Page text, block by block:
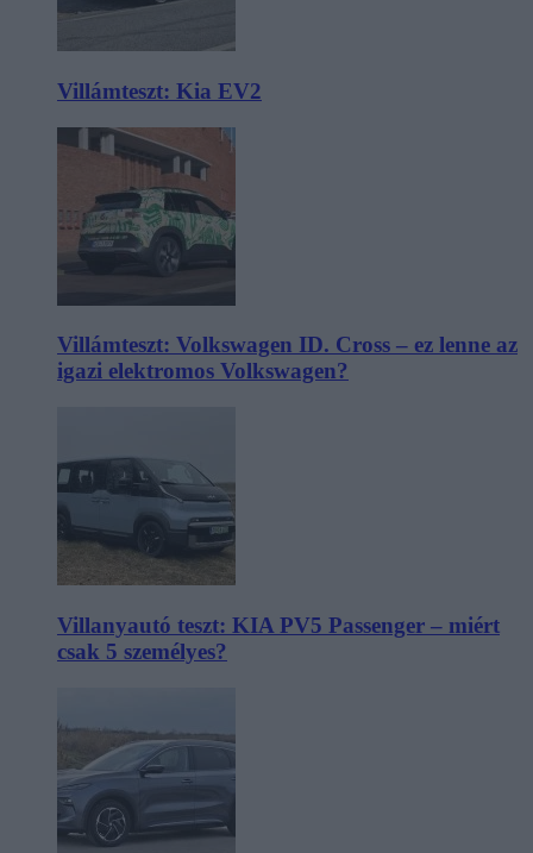
Villámteszt: Kia EV2
Villámteszt: Volkswagen ID. Cross – ez lenne az
igazi elektromos Volkswagen?
Villanyautó teszt: KIA PV5 Passenger – miért
csak 5 személyes?